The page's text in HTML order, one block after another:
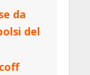
da
del